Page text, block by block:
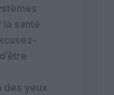
la santé
des yeux